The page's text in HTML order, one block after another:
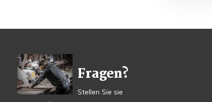
Fragen?
Stellen Sie sie